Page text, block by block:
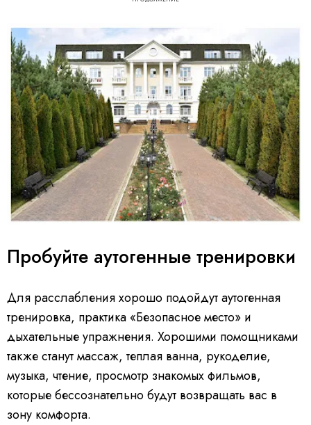
Пробуйте аутогенные тренировки
Для расслабления хорошо подойдут аутогенная
тренировка, практика «Безопасное место» и
дыхательные упражнения. Хорошими помощниками
также станут массаж, теплая ванна, рукоделие,
музыка, чтение, просмотр знакомых фильмов,
которые бессознательно будут возвращать вас в
зону комфорта.